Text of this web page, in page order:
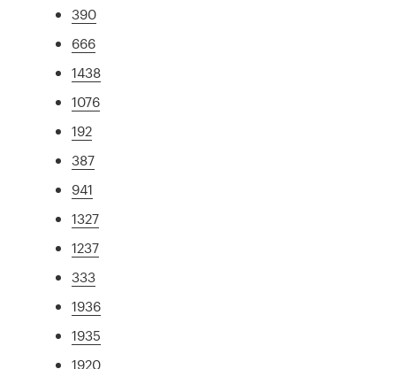
390
666
1438
1076
192
387
941
1327
1237
333
1936
1935
1920